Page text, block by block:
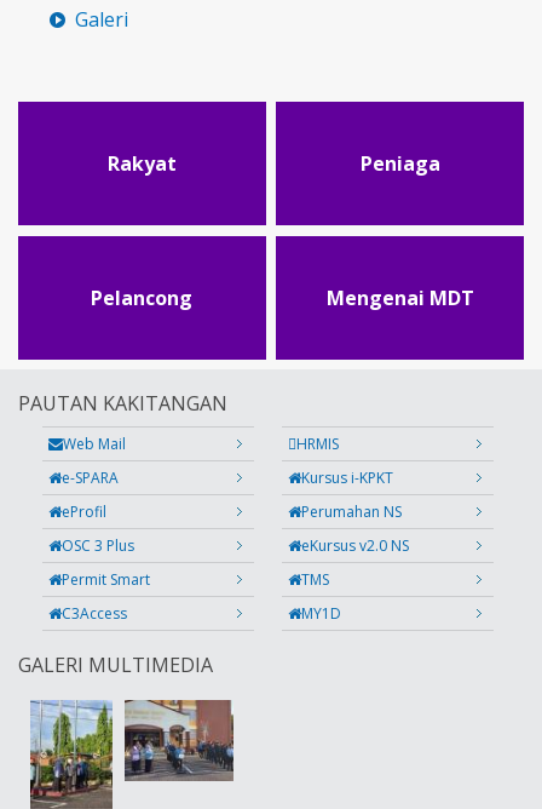
Galeri
Rakyat Peniaga
Pelancong Mengenai MDT
PAUTAN KAKITANGAN
Web Mail
HRMIS
e-SPARA
Kursus i-KPKT
eProfil
Perumahan NS
OSC 3 Plus
eKursus v2.0 NS
Permit Smart
TMS
C3Access
MY1D
GALERI MULTIMEDIA